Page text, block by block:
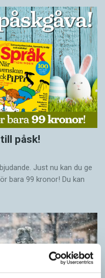
påsk!
Just nu kan du ge
bara 99 kronor! Du kan